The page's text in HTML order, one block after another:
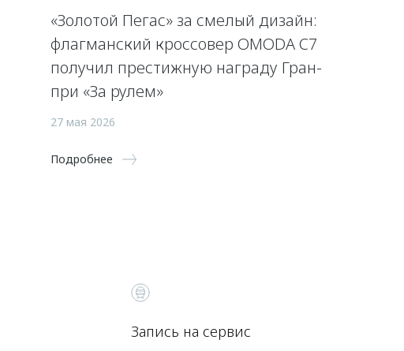
«Золотой Пегас» за смелый дизайн:
флагманский кроссовер OMODA C7
получил престижную награду Гран-
при «За рулем»
27 мая 2026
Подробнее
Запись на сервис